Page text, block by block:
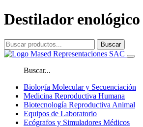
Destilador
Buscar
Buscar...
Biología Molecular y Secuenciación
Medicina Reproductiva Humana
Biotecnología Reproductiva Animal
Equipos de Laboratorio
Ecógrafos y Simuladores Médicos